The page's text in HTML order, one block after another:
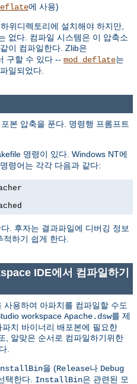
에 사용)
위디렉토리에 설치해야 하지만,
없다. 컴파일 시스템은 이 압축소
이 컴파일한다. Zlib은
구할 수 있다 -- mod_deflate는
일되었다.
본 압축을 푼다. 명령행 프롬프트
명령이 있다. Windows NT에
령어는 각각 다음과 같다:
. 후자는 결과파일에 디버깅 정보
적하기 쉽게 한다.
IDE에서 컴파일하기
용하여 아파치를 컴파일할 수도
workspace Apache.dsw를 제
치 바이너리 배포본에 필요한
, 알맞은 순서로 컴파일하기위한
.
을 (Release나 Debug
택한다. InstallBin은 관련된 모